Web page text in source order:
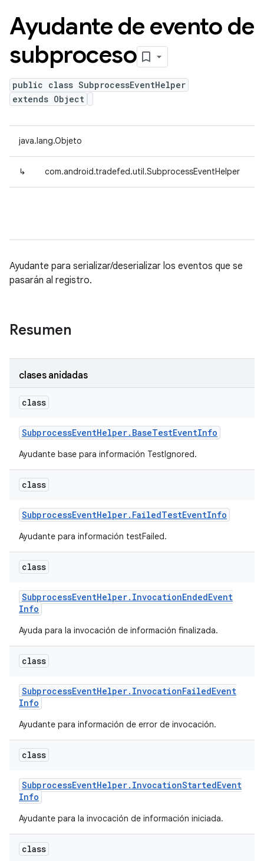
Ayudante de evento de
subproceso
public class SubprocessEventHelper
extends Object
java.lang.Objeto
↳ com.android.tradefed.util.SubprocessEventHelper
Ayudante para serializar/deserializar los eventos que se
pasarán al registro.
Resumen
clases anidadas
class
SubprocessEventHelper. BaseTestEventInfo
Ayudante base para información TestIgnored.
class
SubprocessEventHelper. FailedTestEventInfo
Ayudante para información testFailed.
class
SubprocessEventHelper. InvocationEndedEvent
Info
Ayuda para la invocación de información finalizada.
class
SubprocessEventHelper. InvocationFailedEvent
Info
Ayudante para información de error de invocación.
class
SubprocessEventHelper. InvocationStartedEvent
Info
Ayudante para la invocación de información iniciada.
class